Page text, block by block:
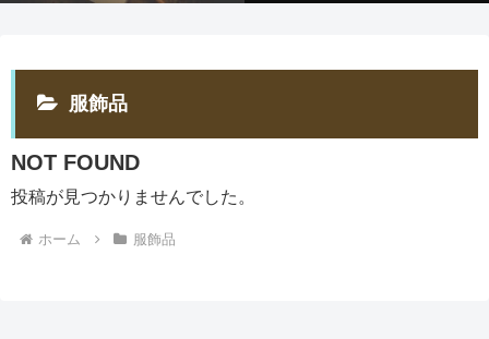
服飾品
NOT FOUND
投稿が見つかりませんでした。
ホーム 服飾品